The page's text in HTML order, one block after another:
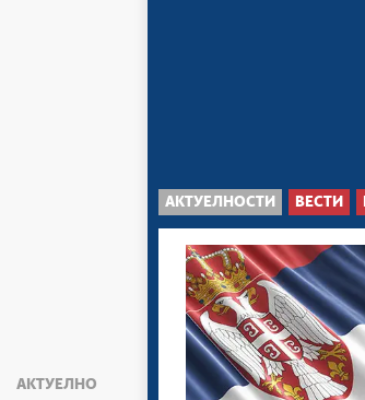
АКТУЕЛНО
АКТУЕЛНОСТИ ВЕСТИ